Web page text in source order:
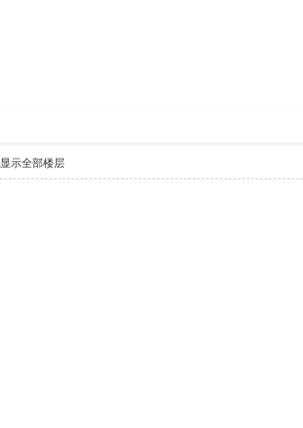
显示全部楼层